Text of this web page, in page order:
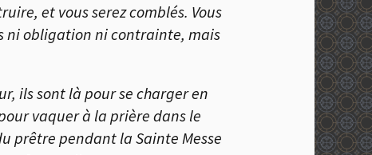
et vous serez comblés. Vous
ni obligation ni contrainte, mais
ils sont là pour se charger en
vaquer à la prière dans le
prêtre pendant la Sainte Messe